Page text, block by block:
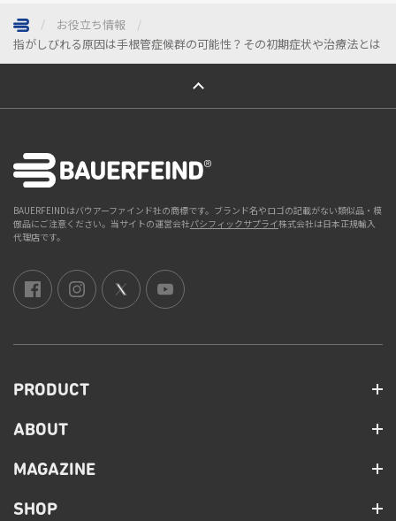
お役立ち情報
指がしびれる原因は手根管症候群の可能性？その初期症状や治療法とは
ページトップへ
BAUERFEINDはバウアーファインド社の商標です。ブランド名やロゴの記載がない類似品・模
倣品にご注意ください。当サイトの運営会社パシフィックサプライ株式会社は日本正規輸入
代理店です。
PRODUCT
ABOUT
MAGAZINE
SHOP